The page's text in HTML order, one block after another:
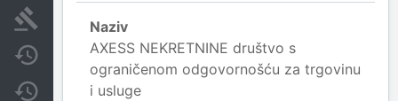
Sudske objave
Javne nabavke
Promjene
Naziv
AXESS NEKRETNINE društvo s
ograničenom odgovornošću za trgovinu
i usluge